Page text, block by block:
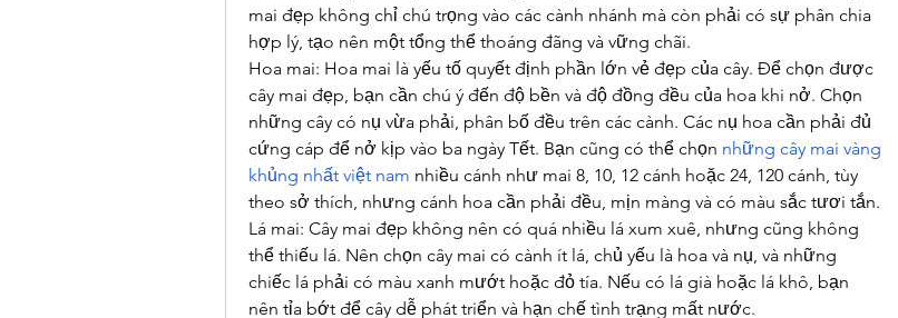
mai đẹp không chỉ chú trọng vào các cành nhánh mà còn phải có sự phân chia
hợp lý, tạo nên một tổng thể thoáng đãng và vững chãi.
Hoa mai: Hoa mai là yếu tố quyết định phần lớn vẻ đẹp của cây. Để chọn được
cây mai đẹp, bạn cần chú ý đến độ bền và độ đồng đều của hoa khi nở. Chọn
những cây có nụ vừa phải, phân bố đều trên các cành. Các nụ hoa cần phải đủ
cứng cáp để nở kịp vào ba ngày Tết. Bạn cũng có thể chọn những cây mai vàng
khủng nhất việt nam nhiều cánh như mai 8, 10, 12 cánh hoặc 24, 120 cánh, tùy
theo sở thích, nhưng cánh hoa cần phải đều, mịn màng và có màu sắc tươi tắn.
Lá mai: Cây mai đẹp không nên có quá nhiều lá xum xuê, nhưng cũng không
thể thiếu lá. Nên chọn cây mai có cành ít lá, chủ yếu là hoa và nụ, và những
chiếc lá phải có màu xanh mướt hoặc đỏ tía. Nếu có lá già hoặc lá khô, bạn
nên tỉa bớt để cây dễ phát triển và hạn chế tình trạng mất nước.